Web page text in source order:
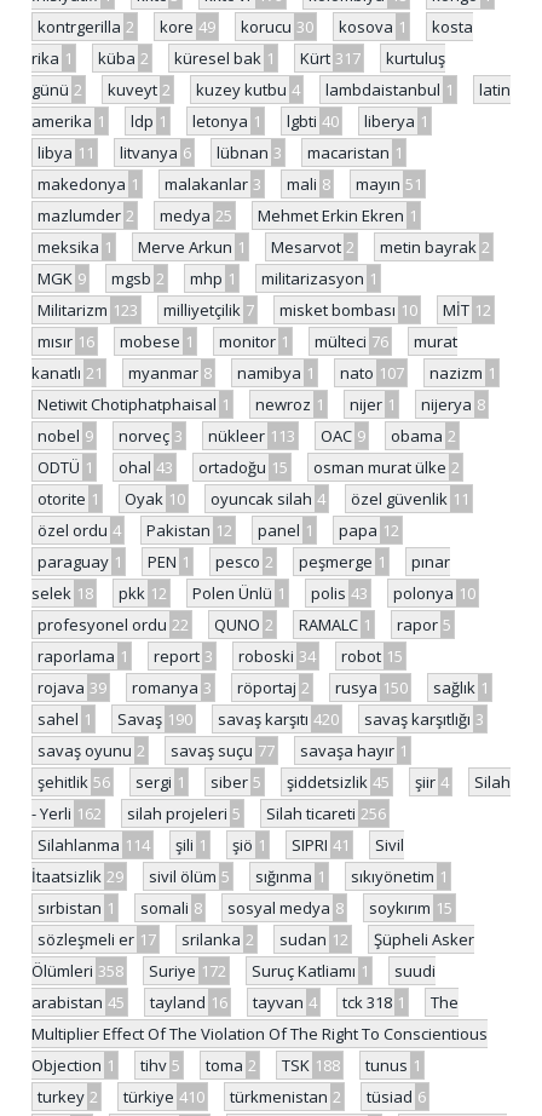
kontrgerilla 2 kore 49 korucu 30 kosova 1
kosta
rika 1 küba 2 küresel bak 1 Kürt 317
kurtuluş
günü 2 kuveyt 2 kuzey kutbu 4 lambdaistanbul 1
latin
amerika 1 ldp 1 letonya 1 lgbti 40 liberya 1
libya 11 litvanya 6 lübnan 3 macaristan 1
makedonya 1 malakanlar 3 mali 8 mayın 51
mazlumder 2 medya 25 Mehmet Erkin Ekren 1
meksika 1 Merve Arkun 1 Mesarvot 2 metin bayrak 2
MGK 9 mgsb 2 mhp 1 militarizasyon 1
Militarizm 123 milliyetçilik 7 misket bombası 10 MİT 12
mısır 16 mobese 1 monitor 1 mülteci 76
murat
kanatlı 21 myanmar 8 namibya 1 nato 107 nazizm 1
Netiwit Chotiphatphaisal 1 newroz 1 nijer 1 nijerya 8
nobel 9 norveç 3 nükleer 113 OAC 9 obama 2
ODTÜ 1 ohal 43 ortadoğu 15 osman murat ülke 2
otorite 1 Oyak 10 oyuncak silah 4 özel güvenlik 11
özel ordu 4 Pakistan 12 panel 1 papa 12
paraguay 1 PEN 1 pesco 2 peşmerge 1
pınar
selek 18 pkk 12 Polen Ünlü 1 polis 43 polonya 10
profesyonel ordu 22 QUNO 2 RAMALC 1 rapor 5
raporlama 1 report 3 roboski 34 robot 15
rojava 39 romanya 3 röportaj 2 rusya 150 sağlık 1
sahel 1 Savaş 190 savaş karşıtı 420 savaş karşıtlığı 3
savaş oyunu 2 savaş suçu 77 savaşa hayır 1
şehitlik 56 sergi 1 siber 5 şiddetsizlik 45 şiir 4
Silah
- Yerli 162 silah projeleri 5 Silah ticareti 256
Silahlanma 114 şili 1 şiö 1 SIPRI 41
Sivil
İtaatsizlik 29 sivil ölüm 5 sığınma 1 sıkıyönetim 1
sırbistan 1 somali 8 sosyal medya 8 soykırım 15
sözleşmeli er 17 srilanka 2 sudan 12
Şüpheli Asker
Ölümleri 358 Suriye 172 Suruç Katliamı 1
suudi
arabistan 45 tayland 16 tayvan 4 tck 318 1
The
Multiplier Effect Of The Violation Of The Right To Conscientious
Objection 1 tihv 5 toma 2 TSK 188 tunus 1
turkey 2 türkiye 410 türkmenistan 2 tüsiad 6